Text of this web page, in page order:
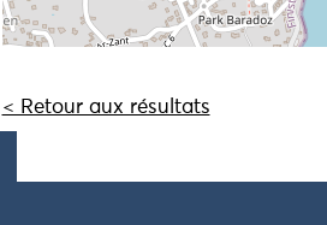
< Retour aux résultats